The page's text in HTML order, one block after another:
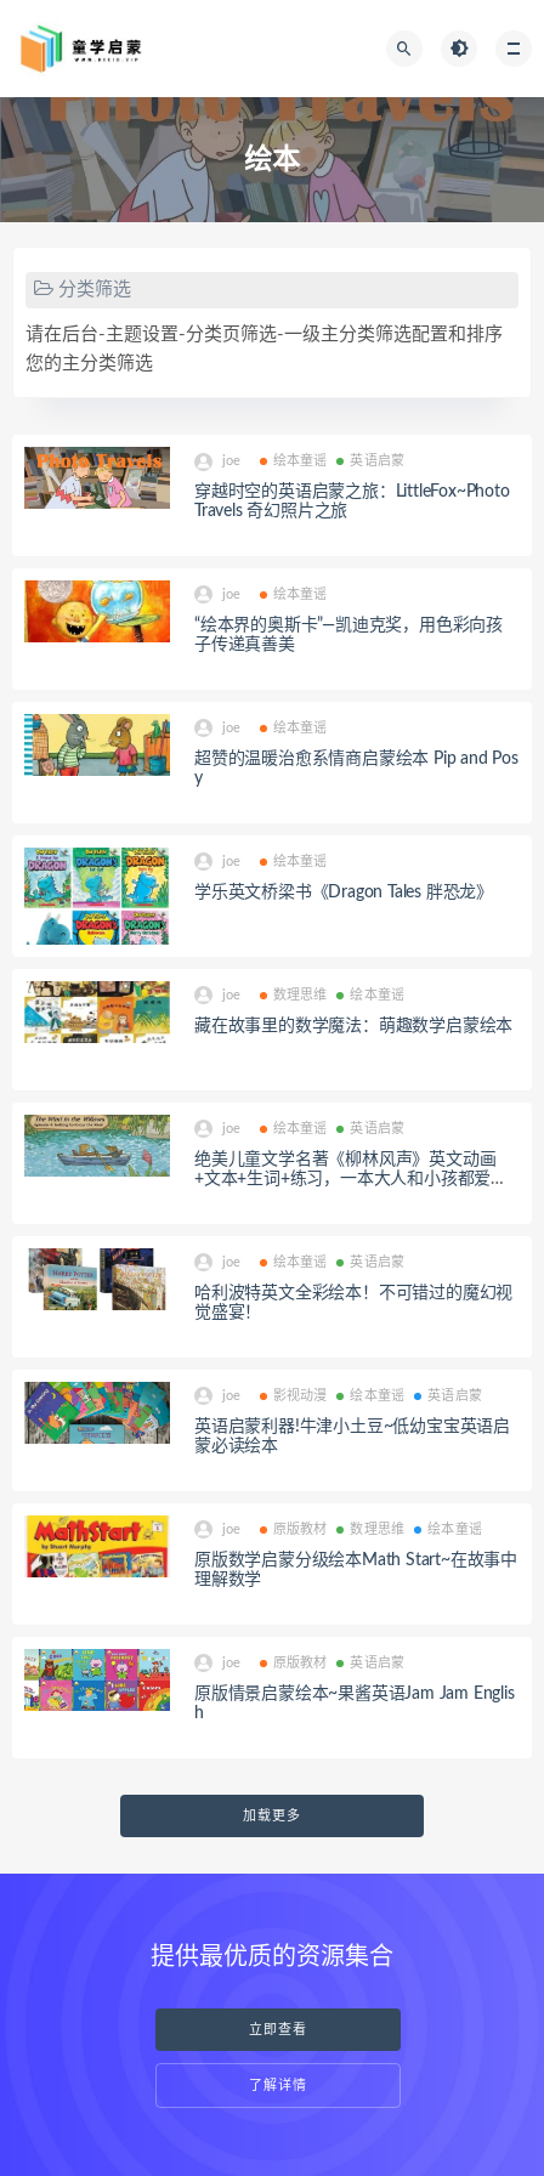
绘本
分类筛选
请在后台-主题设置-分类页筛选-一级主分类筛选配置和排序
您的主分类筛选
joe 绘本童谣 英语启蒙
穿越时空的英语启蒙之旅：LittleFox~Photo
Travels 奇幻照片之旅
joe 绘本童谣
“绘本界的奥斯卡”—凯迪克奖，用色彩向孩
子传递真善美
joe 绘本童谣
超赞的温暖治愈系情商启蒙绘本 Pip and Pos
y
joe 绘本童谣
学乐英文桥梁书《Dragon Tales 胖恐龙》
joe 数理思维 绘本童谣
藏在故事里的数学魔法：萌趣数学启蒙绘本
joe 绘本童谣 英语启蒙
绝美儿童文学名著《柳林风声》英文动画
+文本+生词+练习，一本大人和小孩都爱的
joe 绘本童谣 英语启蒙
哈利波特英文全彩绘本！不可错过的魔幻视
觉盛宴！
joe 影视动漫 绘本童谣 英语启蒙
英语启蒙利器!牛津小土豆~低幼宝宝英语启
蒙必读绘本
joe 原版教材 数理思维 绘本童谣
原版数学启蒙分级绘本Math Start~在故事中
理解数学
joe 原版教材 英语启蒙
原版情景启蒙绘本~果酱英语Jam Jam Englis
h
加载更多
提供最优质的资源集合
立即查看
了解详情